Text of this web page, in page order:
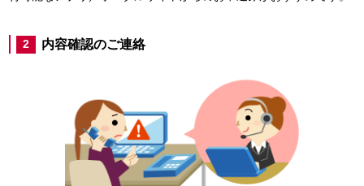
2 内容確認のご連絡